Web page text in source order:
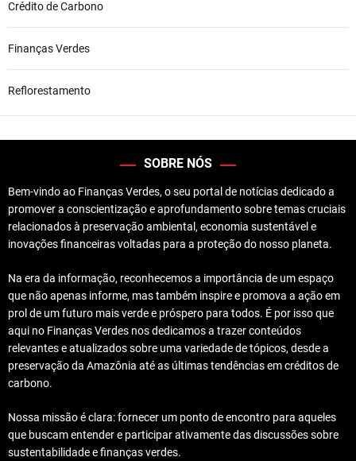
Crédito de Carbono
Finanças Verdes
Reflorestamento
SOBRE NÓS
Bem-vindo ao Finanças Verdes, o seu portal de notícias dedicado a
promover a conscientização e aprofundamento sobre temas cruciais
relacionados à preservação ambiental, economia sustentável e
inovações financeiras voltadas para a proteção do nosso planeta.
Na era da informação, reconhecemos a importância de um espaço
que não apenas informe, mas também inspire e promova a ação em
prol de um futuro mais verde e próspero para todos. É por isso que
aqui no Finanças Verdes nos dedicamos a trazer conteúdos
relevantes e atualizados sobre uma variedade de tópicos, desde a
preservação da Amazônia até as últimas tendências em créditos de
carbono.
Nossa missão é clara: fornecer um ponto de encontro para aqueles
que buscam entender e participar ativamente das discussões sobre
sustentabilidade e finanças verdes.